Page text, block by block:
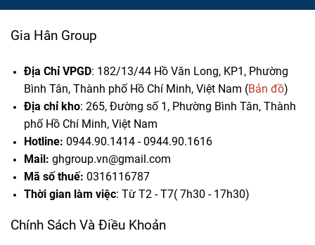
Gia Hân Group
Địa Chỉ VPGD: 182/13/44 Hồ Văn Long, KP1, Phường
Bình Tân, Thành phố Hồ Chí Minh, Việt Nam (Bản đồ)
Địa chỉ kho: 265, Đường số 1, Phường Bình Tân, Thành
phố Hồ Chí Minh, Việt Nam
Hotline: 0944.90.1414 - 0944.90.1616
Mail: ghgroup.vn@gmail.com
Mã số thuế: 0316116787
Thời gian làm việc: Từ T2 - T7( 7h30 - 17h30)
Chính Sách Và Điều Khoản